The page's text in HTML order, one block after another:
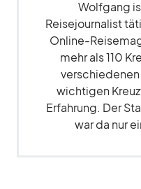
Wolfgang
Reisejournalist
Online-
mehr als 110
wichtigen
Erfahrung. Der
war da nur